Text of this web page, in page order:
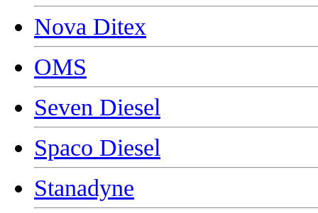
Nova Ditex
OMS
Seven Diesel
Spaco Diesel
Stanadyne